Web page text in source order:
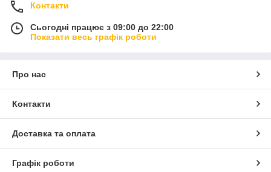
Контакти
Сьогодні працює з 09:00 до 22:00
Показати весь графік роботи
Про нас
Контакти
Доставка та оплата
Графік роботи